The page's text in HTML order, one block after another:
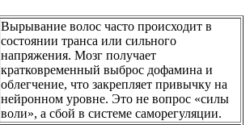
Вырывание волос часто происходит в
состоянии транса или сильного
напряжения. Мозг получает
кратковременный выброс дофамина и
облегчение, что закрепляет привычку на
нейронном уровне. Это не вопрос «силы
воли», а сбой в системе саморегуляции.